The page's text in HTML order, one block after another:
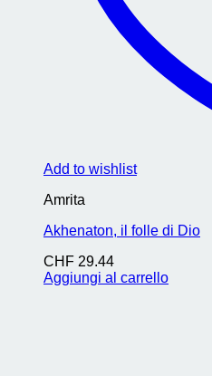
Add to wishlist
Amrita
Akhenaton, il folle di Dio
CHF 29.44
Aggiungi al carrello